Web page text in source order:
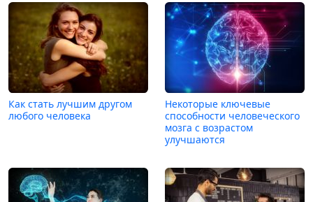
Как стать лучшим другом
любого человека
Некоторые ключевые
способности человеческого
мозга с возрастом
улучшаются